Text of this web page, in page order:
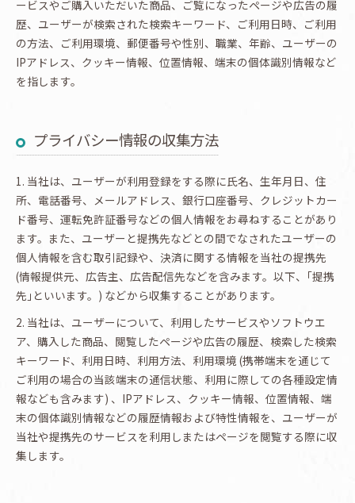
ービスやご購入いただいた商品、ご覧になったページや広告の履
歴、ユーザーが検索された検索キーワード、ご利用日時、ご利用
の方法、ご利用環境、郵便番号や性別、職業、年齢、ユーザーの
IPアドレス、クッキー情報、位置情報、端末の個体識別情報など
を指します。
プライバシー情報の収集方法
1. 当社は、ユーザーが利用登録をする際に氏名、生年月日、住
所、電話番号、メールアドレス、銀行口座番号、クレジットカー
ド番号、運転免許証番号などの個人情報をお尋ねすることがあり
ます。また、ユーザーと提携先などとの間でなされたユーザーの
個人情報を含む取引記録や、決済に関する情報を当社の提携先
(情報提供元、広告主、広告配信先などを含みます。以下、｢提携
先｣といいます。) などから収集することがあります。
2. 当社は、ユーザーについて、利用したサービスやソフトウエ
ア、購入した商品、閲覧したページや広告の履歴、検索した検索
キーワード、利用日時、利用方法、利用環境 (携帯端末を通じて
ご利用の場合の当該端末の通信状態、利用に際しての各種設定情
報なども含みます) 、IPアドレス、クッキー情報、位置情報、端
末の個体識別情報などの履歴情報および特性情報を、ユーザーが
当社や提携先のサービスを利用しまたはページを閲覧する際に収
集します。